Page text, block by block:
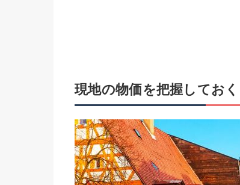
現地の物価を把握しておく